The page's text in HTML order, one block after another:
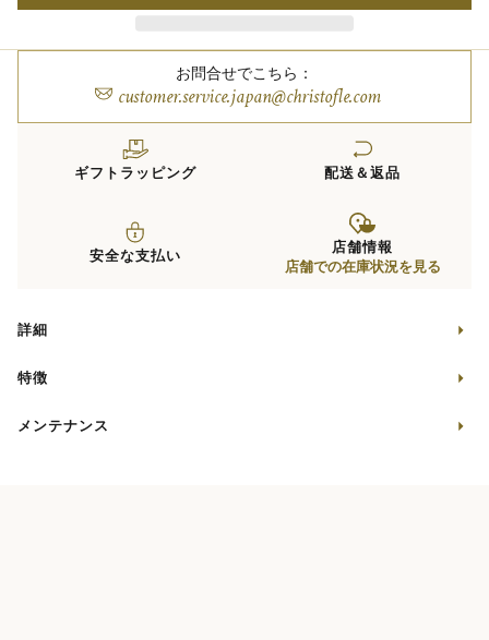
お問合せでこちら：
customer.service.japan@christofle.com
ギフトラッピング 配送＆返品
安全な支払い 店舗情報
店舗での在庫状況を見る
詳細
特徴
メンテナンス